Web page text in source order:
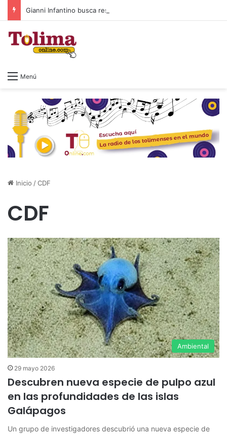
Menú
Inicio /CDF
CDF
Ambiental
29 mayo 2026
Descubren nueva especie de pulpo azul
en las profundidades de las islas
Galápagos
Un grupo de investigadores descubrió una nueva especie de